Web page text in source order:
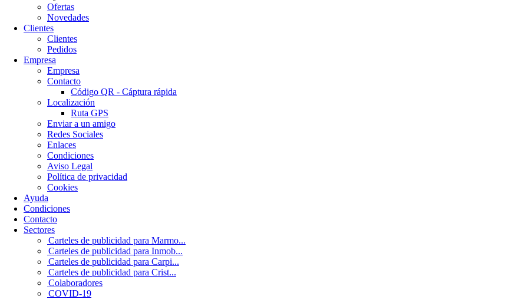
Ofertas
Novedades
Clientes
Clientes
Pedidos
Empresa
Empresa
Contacto
Código QR - Cáptura rápida
Localización
Ruta GPS
Enviar a un amigo
Redes Sociales
Enlaces
Condiciones
Aviso Legal
Política de privacidad
Cookies
Ayuda
Condiciones
Contacto
Sectores
Carteles de publicidad para Marmo...
Carteles de publicidad para Inmob...
Carteles de publicidad para Carpi...
Carteles de publicidad para Crist...
Colaboradores
COVID-19